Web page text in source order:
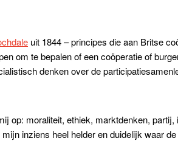
uit 1844 – principes die aan Britse
om te bepalen of een coöperatie of
denken over de
op: moraliteit, ethiek, marktdenken, partij,
inziens heel helder en duidelijk waar de